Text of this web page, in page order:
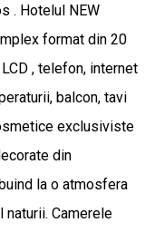
. Hotelul NEW
format din 20
, telefon, internet
balcon, tavi
exclusiviste
din
la o atmosfera
naturii. Camerele